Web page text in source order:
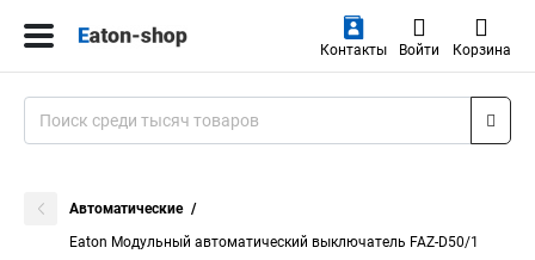
Контакты Войти Корзина
Автоматические
Eaton Модульный автоматический выключатель FAZ-D50/1